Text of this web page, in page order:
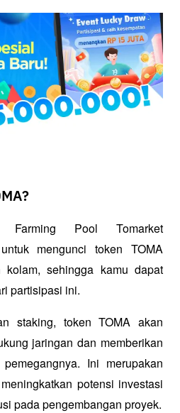
Pool Tomarket
mengunci token TOMA
kolam, sehingga kamu dapat
partisipasi ini.
staking, token TOMA akan
jaringan dan memberikan
Ini merupakan
potensi investasi
pada pengembangan proyek.